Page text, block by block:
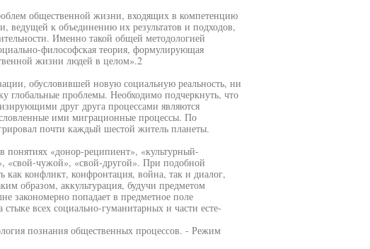
общественной жизни, входящих в компетенцию
ведущей к объединению их результатов и подходов,
Именно такой общей методологией
философская теория, формулирующая
жизни людей в целом».2
обусловившей новую социальную реальность, ни
глобальные проблемы. Необходимо подчеркнуть, что
друг друга процессами являются
ими миграционные процессы. По
почти каждый шестой житель планеты.
понятиях «донор-реципиент», «культурный-
чужой», «свой-другой». При подобной
как конфликт, конфронтация, война, так и диалог,
образом, аккультурация, будучи предметом
закономерно попадает в предметное поле
всех социально-гуманитарных и части есте-
познания общественных процессов. - Режим